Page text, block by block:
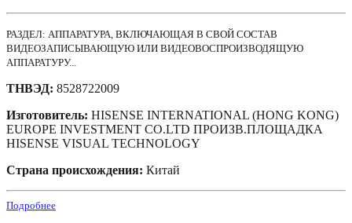
РАЗДЕЛ: АППАРАТУРА, ВКЛЮЧАЮЩАЯ В СВОЙ СОСТАВ
ВИДЕОЗАПИСЫВАЮЩУЮ ИЛИ ВИДЕОВОСПРОИЗВОДЯЩУЮ
АППАРАТУРУ...
ТНВЭД: 8528722009
Изготовитель: HISENSE INTERNATIONAL (HONG KONG)
EUROPE INVESTMENT CO.LTD ПРОИЗВ.ПЛОЩАДКА
HISENSE VISUAL TECHNOLOGY
Страна происхождения: Китай
Подробнее